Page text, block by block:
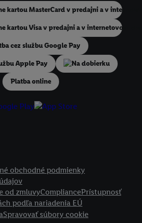
Na dobierku
Platba online
obchodné podmienky
od zmluvyCompliancePrístupnosť
podľa nariadenia EÚ
Spravovať súbory cookie
alebo používanie viacerých služieb
e-mailovej adresy a prípadne ďalších
ktoré má spoločnosť Criteo SA k
povoliť jednotlivé účely a nájsť ďalšie
osobných údajov.
Odmietnuť" môžete povoliť iba používanie
"Súhlasím " vyjadríte súhlas so spracúvaním
Ďalšie informácie vrátane informácií o dobe
kedykoľvek odvolať súhlas s účinnosťou do
ochrany osobných údajov